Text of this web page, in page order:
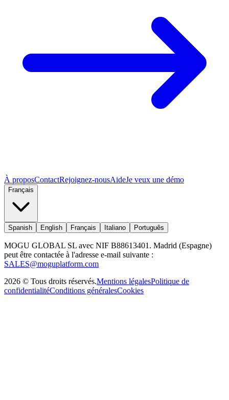
À proposContactRejoignez-nousAideJe veux une démo
Français
Spanish English Français Italiano Português
MOGU GLOBAL SL avec NIF B88613401. Madrid (Espagne)
peut être contactée à l'adresse e-mail suivante :
SALES@moguplatform.com
2026 © Tous droits réservés.Mentions légalesPolitique de
confidentialitéConditions généralesCookies